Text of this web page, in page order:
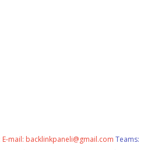
E-mail: backlinkpaneli@gmail.com Teams: